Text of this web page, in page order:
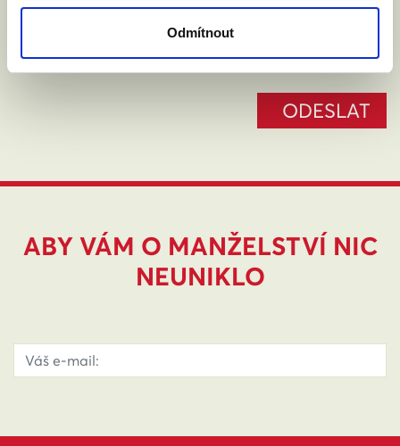
Odmítnout
Souhlasím se zpracováním osobních údajů podle
zákona č. 101/2000 Sb.Přečíst
ABY VÁM O MANŽELSTVÍ NIC
NEUNIKLO